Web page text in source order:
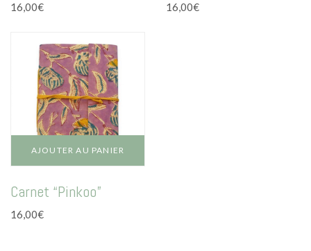
16,00€ 16,00€
AJOUTER AU PANIER
Carnet “Pinkoo”
16,00€